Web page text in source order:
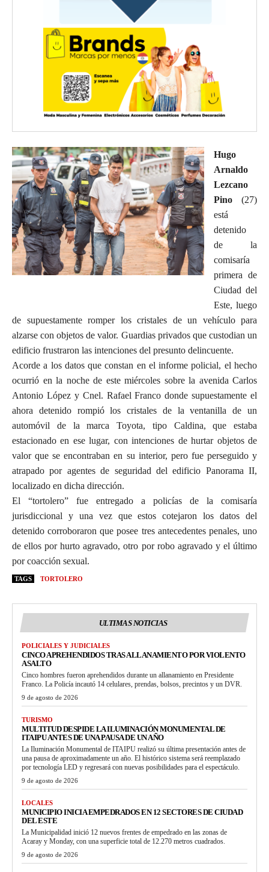
Hugo
Arnaldo
Lezcano
Pino (27)
está
detenido
de la
comisaría
primera de
Ciudad del
Este, luego
de supuestamente romper los cristales de un vehículo para
alzarse con objetos de valor. Guardias privados que custodian un
edificio frustraron las intenciones del presunto delincuente.
Acorde a los datos que constan en el informe policial, el hecho
ocurrió en la noche de este miércoles sobre la avenida Carlos
Antonio López y Cnel. Rafael Franco donde supuestamente el
ahora detenido rompió los cristales de la ventanilla de un
automóvil de la marca Toyota, tipo Caldina, que estaba
estacionado en ese lugar, con intenciones de hurtar objetos de
valor que se encontraban en su interior, pero fue perseguido y
atrapado por agentes de seguridad del edificio Panorama II,
localizado en dicha dirección.
El “tortolero” fue entregado a policías de la comisaría
jurisdiccional y una vez que estos cotejaron los datos del
detenido corroboraron que posee tres antecedentes penales, uno
de ellos por hurto agravado, otro por robo agravado y el último
por coacción sexual.
TAGS TORTOLERO
ULTIMAS NOTICIAS
POLICIALES Y JUDICIALES
CINCO APREHENDIDOS TRAS ALLANAMIENTO POR VIOLENTO
ASALTO
Cinco hombres fueron aprehendidos durante un allanamiento en Presidente
Franco. La Policía incautó 14 celulares, prendas, bolsos, precintos y un DVR.
9 de agosto de 2026
TURISMO
MULTITUD DESPIDE LA ILUMINACIÓN MONUMENTAL DE
ITAIPU ANTES DE UNA PAUSA DE UN AÑO
La Iluminación Monumental de ITAIPU realizó su última presentación antes de
una pausa de aproximadamente un año. El histórico sistema será reemplazado
por tecnología LED y regresará con nuevas posibilidades para el espectáculo.
9 de agosto de 2026
LOCALES
MUNICIPIO INICIA EMPEDRADOS EN 12 SECTORES DE CIUDAD
DEL ESTE
La Municipalidad inició 12 nuevos frentes de empedrado en las zonas de
Acaray y Monday, con una superficie total de 12.270 metros cuadrados.
9 de agosto de 2026